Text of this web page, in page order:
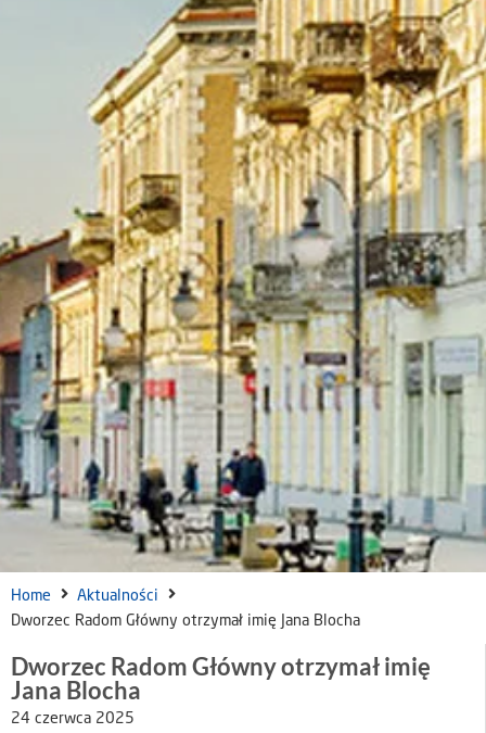
Home
Aktualności
Dworzec Radom Główny otrzymał imię Jana Blocha
Dworzec Radom Główny otrzymał imię
Jana Blocha
24 czerwca 2025